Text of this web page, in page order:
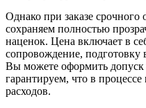
Однако при заказе
сохраняем полностью
наценок. Цена включает в
сопровождение, подготовку
Вы можете оформить
гарантируем, что в
расходов.